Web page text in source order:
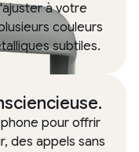
à votre
couleurs
subtiles.
pour offrir
des appels sans